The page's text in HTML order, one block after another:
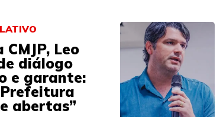
Leo
diálogo
e garante:
abertas”